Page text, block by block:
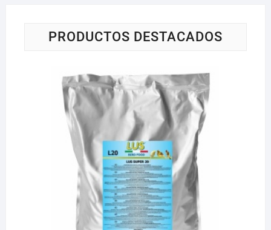
PRODUCTOS DESTACADOS